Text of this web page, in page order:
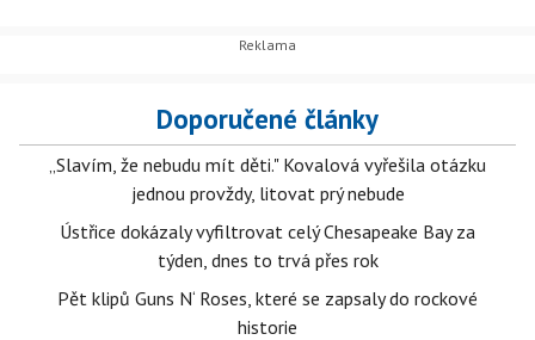
Doporučené články
„Slavím, že nebudu mít děti." Kovalová vyřešila otázku
jednou provždy, litovat prý nebude
Ústřice dokázaly vyfiltrovat celý Chesapeake Bay za
týden, dnes to trvá přes rok
Pět klipů Guns N‘ Roses, které se zapsaly do rockové
historie